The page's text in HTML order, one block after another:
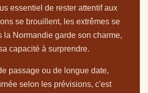
essentiel de rester attentif aux
se brouillent, les extrêmes se
la Normandie garde son charme,
capacité à surprendre.
passage ou de longue date,
selon les prévisions, c'est